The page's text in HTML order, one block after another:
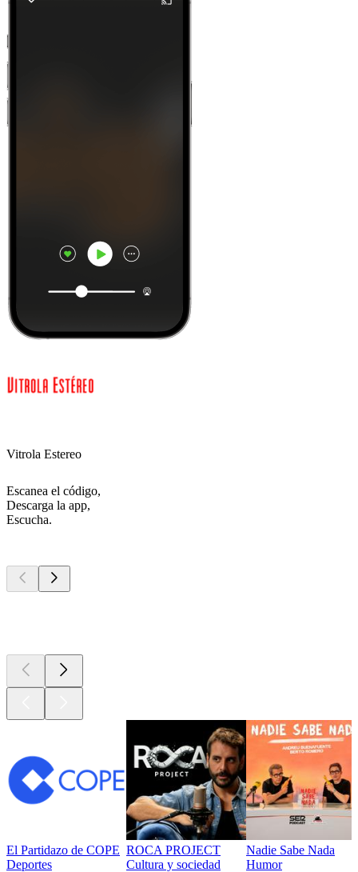
Vitrola Estereo
Escanea el código,
Descarga la app,
Escucha.
El Partidazo de COPE
Deportes
ROCA PROJECT
Cultura y sociedad
Nadie Sabe Nada
Humor